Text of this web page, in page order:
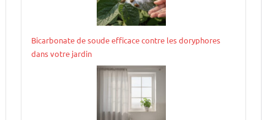
Bicarbonate de soude efficace contre les doryphores
dans votre jardin